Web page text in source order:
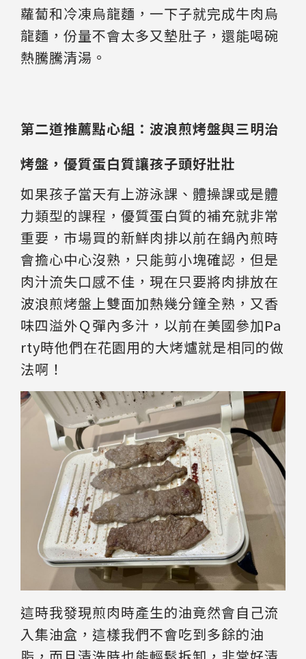
蘿蔔和冷凍烏龍麵，一下子就完成牛肉烏
龍麵，份量不會太多又墊肚子，還能喝碗
熱騰騰清湯。
第二道推薦點心組：波浪煎烤盤與三明治
烤盤，優質蛋白質讓孩子頭好壯壯
如果孩子當天有上游泳課、體操課或是體
力類型的課程，優質蛋白質的補充就非常
重要，市場買的新鮮肉排以前在鍋內煎時
會擔心中心沒熟，只能剪小塊確認，但是
肉汁流失口感不佳，現在只要將肉排放在
波浪煎烤盤上雙面加熱幾分鐘全熟，又香
味四溢外Ｑ彈內多汁，以前在美國參加Pa
rty時他們在花園用的大烤爐就是相同的做
法啊！
這時我發現煎肉時產生的油竟然會自己流
入集油盒，這樣我們不會吃到多餘的油